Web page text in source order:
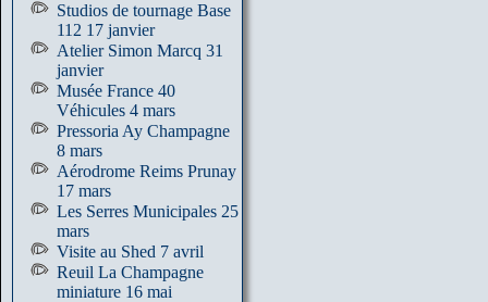
Studios de tournage Base
112 17 janvier
Atelier Simon Marcq 31
janvier
Musée France 40
Véhicules 4 mars
Pressoria Ay Champagne
8 mars
Aérodrome Reims Prunay
17 mars
Les Serres Municipales 25
mars
Visite au Shed 7 avril
Reuil La Champagne
miniature 16 mai